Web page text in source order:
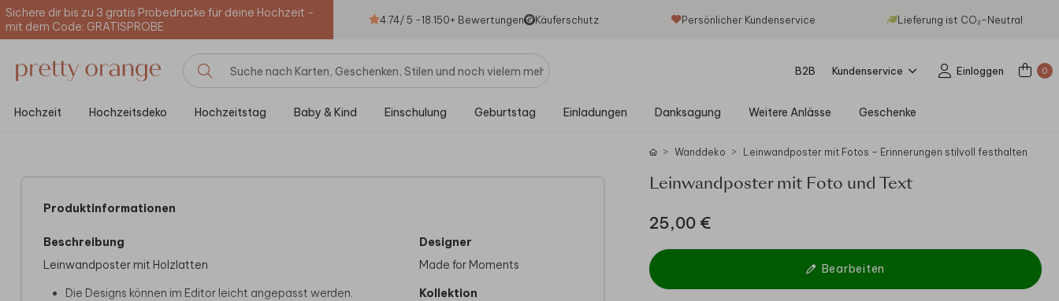
Sichere dir bis zu 3 gratis Probedrucke für deine Hochzeit -
mit dem Code: GRATISPROBE
4.74/ 5 -18.150+ Bewertungen Käuferschutz Persönlicher Kundenservice Lieferung ist CO₂-Neutral
B2B Kundenservice Einloggen 0
Hochzeit Hochzeitsdeko Hochzeitstag Baby & Kind Einschulung Geburtstag Einladungen Danksagung Weitere Anlässe Geschenke
Produktinformationen
Beschreibung
Leinwandposter mit Holzlatten
Die Designs können im Editor leicht angepasst werden.
Designer
Made for Moments
Kollektion
Wanddeko Leinwandposter mit Fotos – Erinnerungen stilvoll festhalten
Leinwandposter mit Foto und Text
25,00 €
Bearbeiten